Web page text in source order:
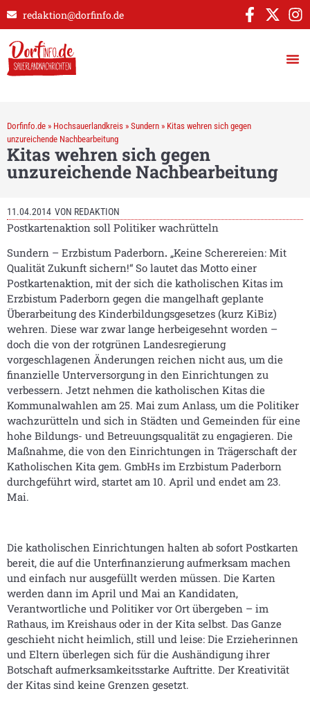
redaktion@dorfinfo.de
Dorfinfo.de » Hochsauerlandkreis » Sundern » Kitas wehren sich gegen
unzureichende Nachbearbeitung
Kitas wehren sich gegen
unzureichende Nachbearbeitung
11.04.2014 VON REDAKTION
Postkartenaktion soll Politiker wachrütteln
Sundern – Erzbistum Paderborn. „Keine Scherereien: Mit
Qualität Zukunft sichern!“ So lautet das Motto einer
Postkartenaktion, mit der sich die katholischen Kitas im
Erzbistum Paderborn gegen die mangelhaft geplante
Überarbeitung des Kinderbildungsgesetzes (kurz KiBiz)
wehren. Diese war zwar lange herbeigesehnt worden –
doch die von der rotgrünen Landesregierung
vorgeschlagenen Änderungen reichen nicht aus, um die
finanzielle Unterversorgung in den Einrichtungen zu
verbessern. Jetzt nehmen die katholischen Kitas die
Kommunalwahlen am 25. Mai zum Anlass, um die Politiker
wachzurütteln und sich in Städten und Gemeinden für eine
hohe Bildungs- und Betreuungsqualität zu engagieren. Die
Maßnahme, die von den Einrichtungen in Trägerschaft der
Katholischen Kita gem. GmbHs im Erzbistum Paderborn
durchgeführt wird, startet am 10. April und endet am 23.
Mai.
Die katholischen Einrichtungen halten ab sofort Postkarten
bereit, die auf die Unterfinanzierung aufmerksam machen
und einfach nur ausgefüllt werden müssen. Die Karten
werden dann im April und Mai an Kandidaten,
Verantwortliche und Politiker vor Ort übergeben – im
Rathaus, im Kreishaus oder in der Kita selbst. Das Ganze
geschieht nicht heimlich, still und leise: Die Erzieherinnen
und Eltern überlegen sich für die Aushändigung ihrer
Botschaft aufmerksamkeitsstarke Auftritte. Der Kreativität
der Kitas sind keine Grenzen gesetzt.